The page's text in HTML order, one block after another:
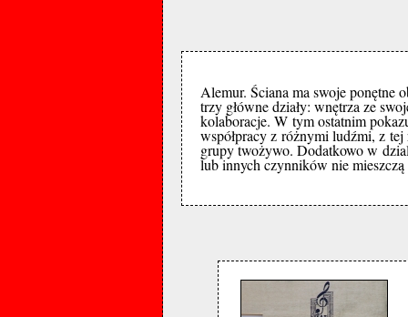
Alemur. Ściana ma swoje ponętne
trzy główne działy: wnętrza ze
kolaboracje. W tym ostatnim
współpracy z różnymi ludźmi, z
grupy twożywo. Dodatkowo w
lub innych czynników nie